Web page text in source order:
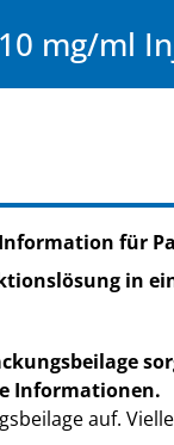
mg/ml
für
in
Informationen.
auf.